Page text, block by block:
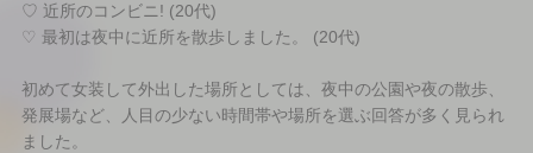
♡ 近所のコンビニ! (20代)
♡ 最初は夜中に近所を散歩しました。 (20代)
初めて女装して外出した場所としては、夜中の公園や夜の散歩、
発展場など、人目の少ない時間帯や場所を選ぶ回答が多く見られ
ました。